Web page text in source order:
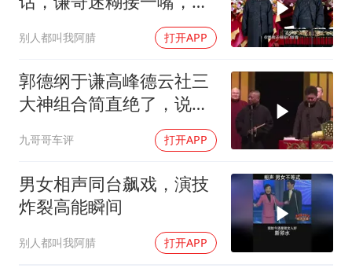
奋进开新局 实干挑大梁
别人都叫我阿腈 打开APP
郭德纲于谦高峰德云社三
大神组合简直绝了，说学
九哥哥车评 打开APP
男女相声同台飙戏，演技
炸裂高能瞬间
别人都叫我阿腈 打开APP